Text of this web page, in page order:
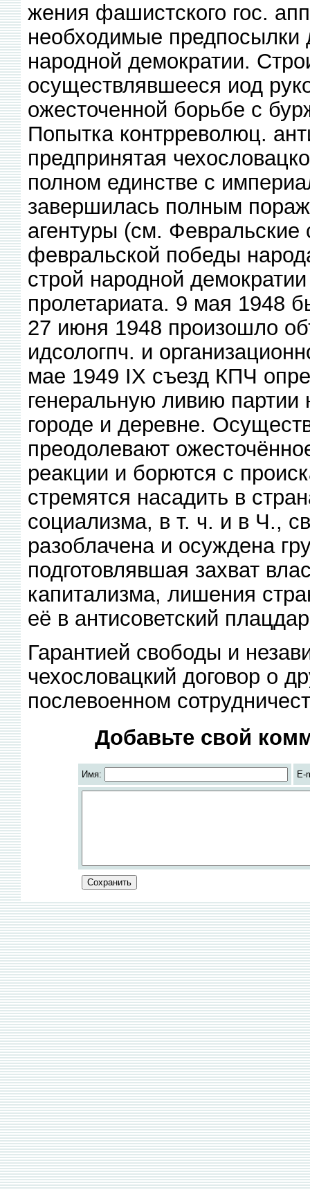
жения фашистского гос.
необходимые предпосылки
народной демократии.
осуществлявшееся иод
ожесточенной борьбе с
Попытка контрреволюц.
предпринятая
полном единстве с
завершилась полным
агентуры (см. Февральские
февральской победы
строй народной
пролетариата. 9 мая 1948
27 июня 1948 произошло
идсологпч. и
мае 1949 IX съезд КПЧ
генеральную ливию партии
городе и деревне.
преодолевают
реакции и борются с
стремятся насадить в
социализма, в т. ч. и в Ч.,
разоблачена и осуждена
подготовлявшая захват
капитализма, лишения
её в антисоветский
Гарантией свободы и
чехословацкий договор о
послевоенном
Добавьте свой
Имя: E-